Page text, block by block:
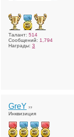
Талант: 514
Сообщений: 1,794
Награды: 3
GreY
Инквизиция